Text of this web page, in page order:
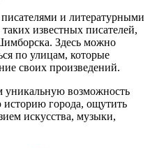
и литературными
известных писателей,
Здесь можно
по улицам, которые
своих произведений.
уникальную возможность
историю города, ощутить
искусства, музыки,